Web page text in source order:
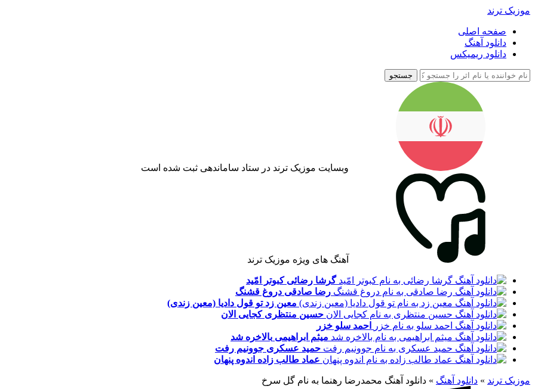
موزیک ترند
صفحه اصلی
دانلود آهنگ
دانلود ریمیکس
جستجو
وبسایت موزیک ترند در ستاد ساماندهی ثبت شده است
آهنگ های ویژه موزیک ترند
گرشا رضائیکبوتر امّید
رضا صادقی دروغ قشنگ
معین زدتو قول دادیا (معین زندی)
حسین منتظریکجایی الان
احمد سلو خزر
میثم ابراهیمی بالاخره شد
حمید عسکری جوونیم رفت
عماد طالب زاده اندوه پنهان
موزیک ترند » دانلود آهنگ » دانلود آهنگ محمدرضا رهنما به نام گل سرخ